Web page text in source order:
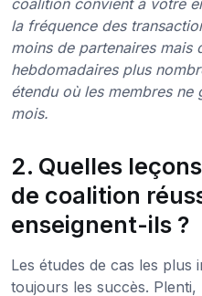
la fréquence des
moins de partenaires mais
hebdomadaires plus
étendu où les membres
mois.
2. Quelles
de coalition
enseignent-ils ?
Les études de cas les plus
toujours les succès.